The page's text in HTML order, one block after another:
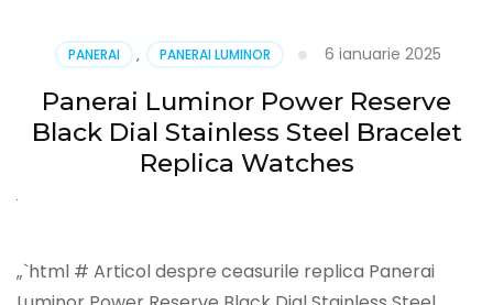
Submersible
Black
Stainless
Steel
Case
Strap
Replica
PANERAI , PANERAI LUMINOR 6 ianuarie 2025
Panerai Luminor Power Reserve
Black Dial Stainless Steel Bracelet
Replica Watches
„`html # Articol despre ceasurile replica Panerai